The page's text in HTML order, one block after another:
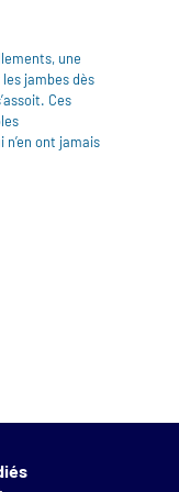
une
jambes dès
Ces
n’en ont jamais